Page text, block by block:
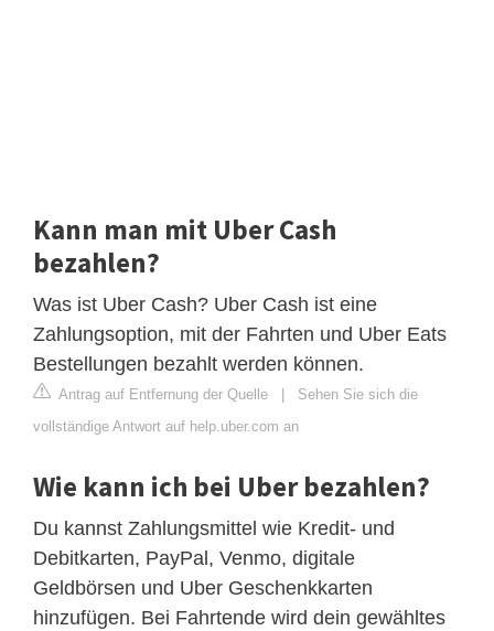
Kann man mit Uber Cash
bezahlen?
Was ist Uber Cash? Uber Cash ist eine
Zahlungsoption, mit der Fahrten und Uber Eats
Bestellungen bezahlt werden können.
Antrag auf Entfernung der Quelle
Sehen Sie sich die
vollständige Antwort auf help.uber.com an
Wie kann ich bei Uber bezahlen?
Du kannst Zahlungsmittel wie Kredit- und
Debitkarten, PayPal, Venmo, digitale
Geldbörsen und Uber Geschenkkarten
hinzufügen. Bei Fahrtende wird dein gewähltes